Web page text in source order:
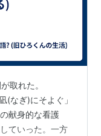
取れた。
なぎ)にそよぐ」
献身的な看護
ていった。一方